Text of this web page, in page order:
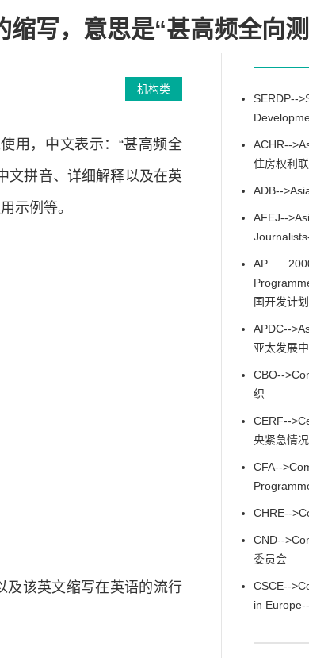
写，意思是“甚高频全向
机构类
用，中文表示：“甚高频全
文拼音、详细解释以及在英
示例等。
及该英文缩写在英语的流行
SERDP--
ACHR--
住房权利
ADB--
AFEJ--
AP
国开发计
APDC--
亚太发展
CBO--
织
CERF--
央紧急情
CFA--
CHRE--
CND--
委员会
CSCE--
in